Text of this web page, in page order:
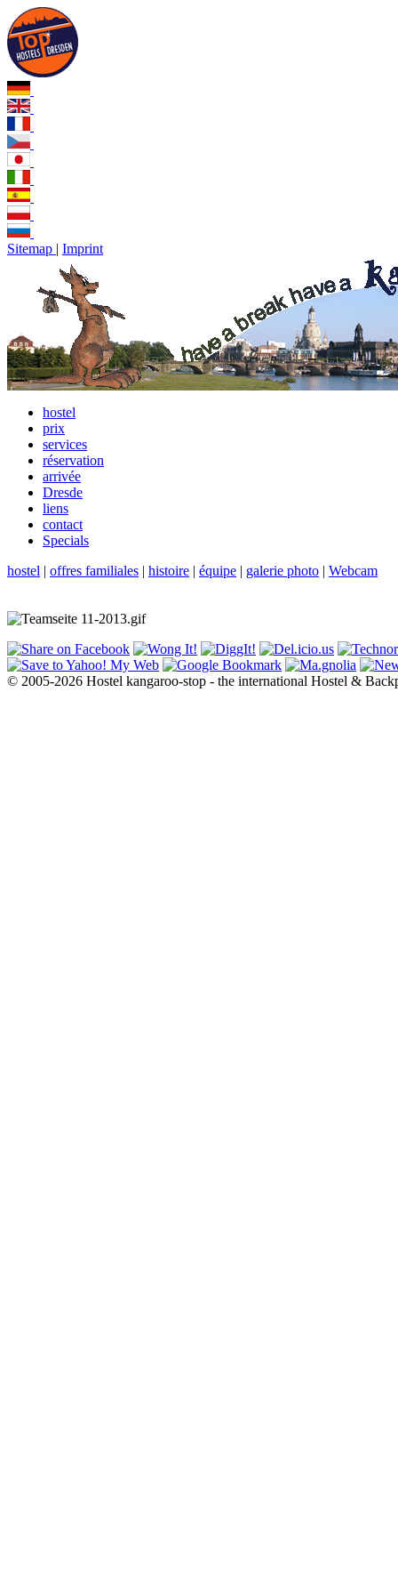
Sitemap | Imprint
hostel
prix
services
réservation
arrivée
Dresde
liens
contact
Specials
hostel | offres familiales | histoire | équipe | galerie photo | Webcam
© 2005-2026 Hostel kangaroo-stop - the international Hostel &